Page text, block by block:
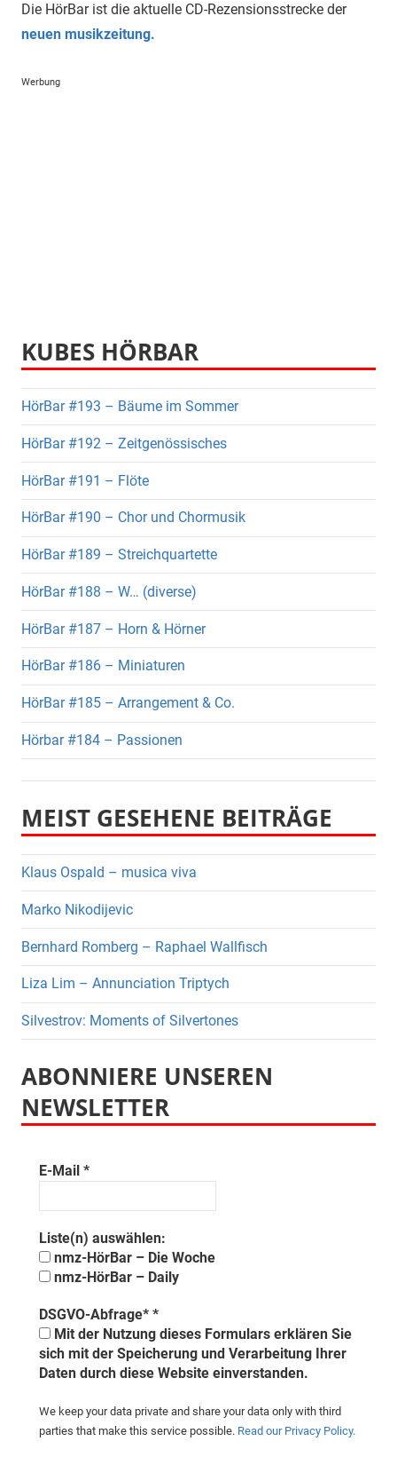
Die HörBar ist die aktuelle CD-Rezensionsstrecke der
neuen musikzeitung.
Werbung
KUBES HÖRBAR
HörBar #193 – Bäume im Sommer
HörBar #192 – Zeitgenössisches
HörBar #191 – Flöte
HörBar #190 – Chor und Chormusik
HörBar #189 – Streichquartette
HörBar #188 – W… (diverse)
HörBar #187 – Horn & Hörner
HörBar #186 – Miniaturen
HörBar #185 – Arrangement & Co.
Hörbar #184 – Passionen
MEIST GESEHENE BEITRÄGE
Klaus Ospald – musica viva
Marko Nikodijevic
Bernhard Romberg – Raphael Wallfisch
Liza Lim – Annunciation Triptych
Silvestrov: Moments of Silvertones
ABONNIERE UNSEREN
NEWSLETTER
E-Mail *
Liste(n) auswählen:
nmz-HörBar – Die Woche
nmz-HörBar – Daily
DSGVO-Abfrage* *
Mit der Nutzung dieses Formulars erklären Sie
sich mit der Speicherung und Verarbeitung Ihrer
Daten durch diese Website einverstanden.
We keep your data private and share your data only with third
parties that make this service possible. Read our Privacy Policy.